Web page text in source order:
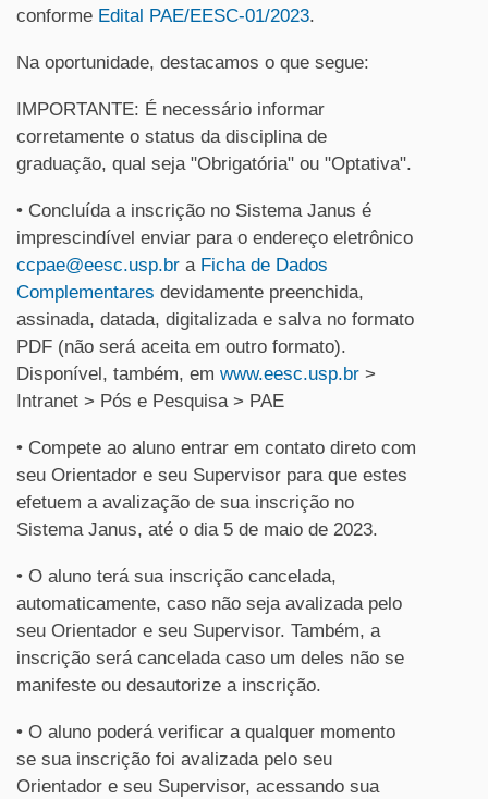
conforme Edital PAE/EESC-01/2023.
Na oportunidade, destacamos o que segue:
IMPORTANTE: É necessário informar
corretamente o status da disciplina de
graduação, qual seja "Obrigatória" ou "Optativa".
• Concluída a inscrição no Sistema Janus é
imprescindível enviar para o endereço eletrônico
ccpae@eesc.usp.br a Ficha de Dados
Complementares devidamente preenchida,
assinada, datada, digitalizada e salva no formato
PDF (não será aceita em outro formato).
Disponível, também, em www.eesc.usp.br >
Intranet > Pós e Pesquisa > PAE
• Compete ao aluno entrar em contato direto com
seu Orientador e seu Supervisor para que estes
efetuem a avalização de sua inscrição no
Sistema Janus, até o dia 5 de maio de 2023.
• O aluno terá sua inscrição cancelada,
automaticamente, caso não seja avalizada pelo
seu Orientador e seu Supervisor. Também, a
inscrição será cancelada caso um deles não se
manifeste ou desautorize a inscrição.
• O aluno poderá verificar a qualquer momento
se sua inscrição foi avalizada pelo seu
Orientador e seu Supervisor, acessando sua